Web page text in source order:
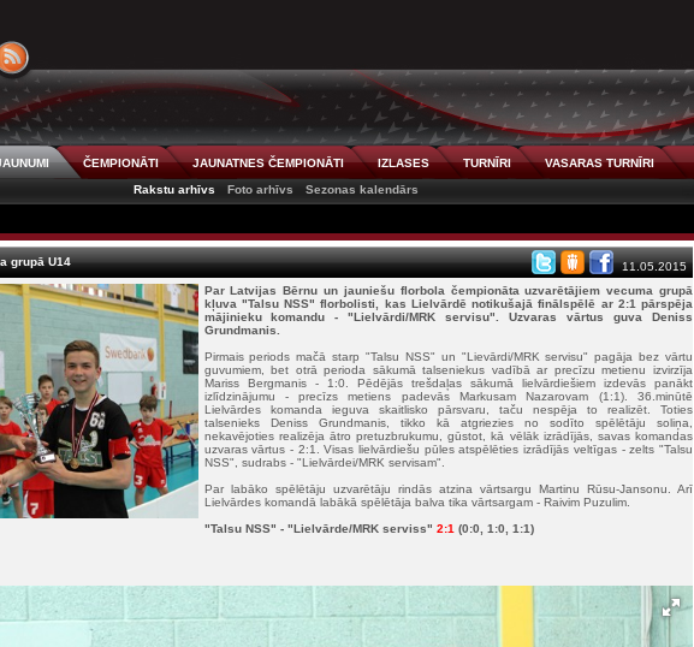
ČEMPIONĀTI JAUNATNES ČEMPIONĀTI IZLASES TURNĪRI VASARAS TURNĪRI
Rakstu arhīvs
Foto arhīvs Sezonas kalendārs
grupā U14
11.05.2015
Par Latvijas Bērnu un jauniešu florbola čempionāta uzvarētājiem vecuma grupā
kļuva "Talsu NSS" florbolisti, kas Lielvārdē notikušajā finālspēlē ar 2:1 pārspēja
mājinieku komandu - "Lielvārdi/MRK servisu". Uzvaras vārtus guva Deniss
Grundmanis.
Pirmais periods mačā starp "Talsu NSS" un "Lievārdi/MRK servisu" pagāja bez vārtu
guvumiem, bet otrā perioda sākumā talseniekus vadībā ar precīzu metienu izvirzīja
Mariss Bergmanis - 1:0. Pēdējās trešdaļas sākumā lielvārdiešiem izdevās panākt
izlīdzinājumu - precīzs metiens padevās Markusam Nazarovam (1:1). 36.minūtē
Lielvārdes komanda ieguva skaitlisko pārsvaru, taču nespēja to realizēt. Toties
talsenieks Deniss Grundmanis, tikko kā atgriezies no sodīto spēlētāju soliņa,
nekavējoties realizēja ātro pretuzbrukumu, gūstot, kā vēlāk izrādījās, savas komandas
uzvaras vārtus - 2:1. Visas lielvārdiešu pūles atspēlēties izrādījās veltīgas - zelts "Talsu
NSS", sudrabs - "Lielvārdei/MRK servisam".
Par labāko spēlētāju uzvarētāju rindās atzina vārtsargu Martinu Rūsu-Jansonu. Arī
Lielvārdes komandā labākā spēlētāja balva tika vārtsargam - Raivim Puzulim.
"Talsu NSS" - "Lielvārde/MRK serviss" 2:1 (0:0, 1:0, 1:1)